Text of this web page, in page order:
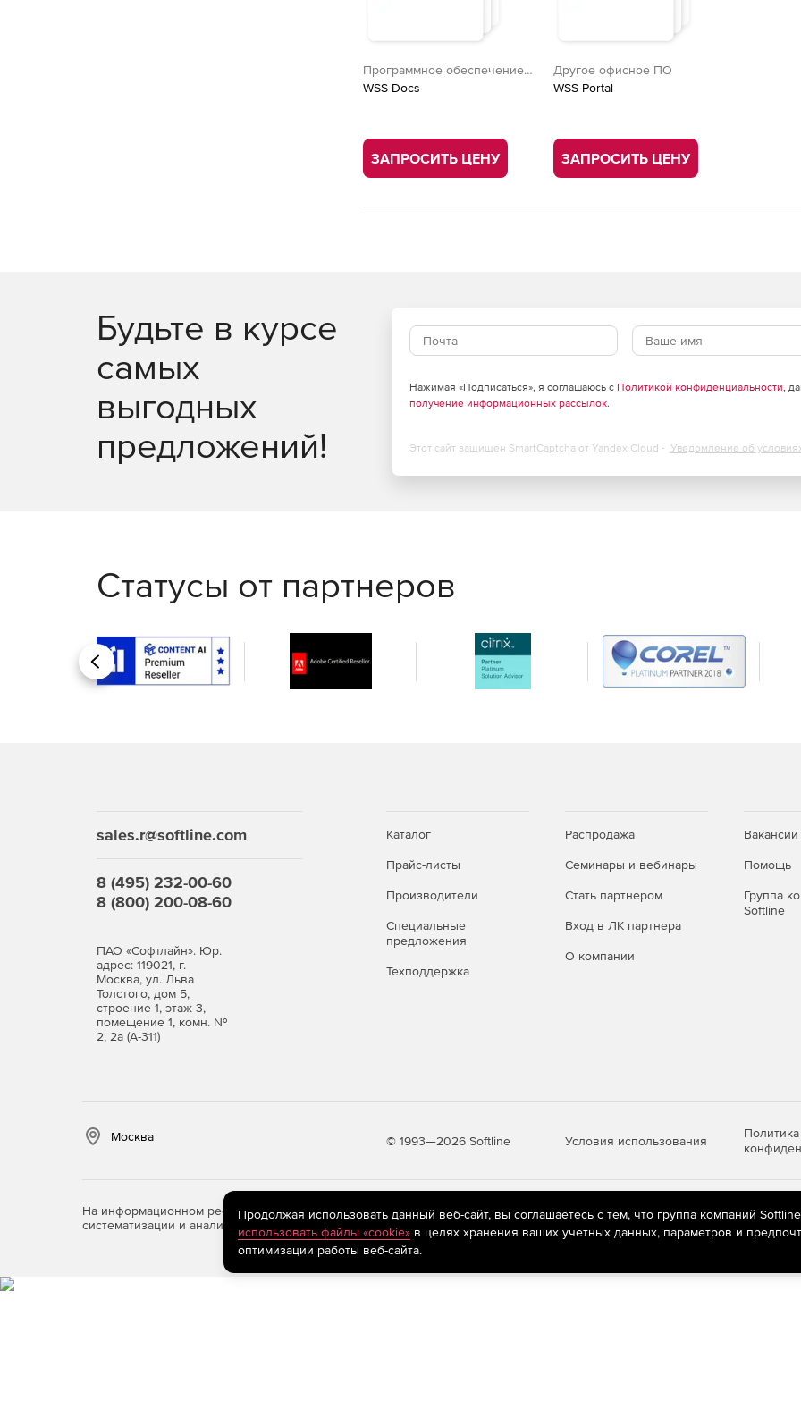
Программное обеспечение
для работы с документами
WSS Docs
ЗАПРОСИТЬ ЦЕНУ
Другое офисное ПО
WSS Portal
ЗАПРОСИТЬ ЦЕНУ
Будьте в курсе
самых
выгодных
предложений!
Нажимая «Подписаться», я соглашаюсь с Политикой конфиденциальности,
получение информационных рассылок.
Этот сайт защищен SmartCaptcha от Yandex Cloud - Уведомление об
Статусы от партнеров
Назад
sales.r@softline.com
8 (495) 232-00-60
8 (800) 200-08-60
ПАО «Софтлайн». Юр.
адрес: 119021, г.
Москва, ул. Льва
Толстого, дом 5,
строение 1, этаж 3,
помещение 1, комн. №
2, 2а (А-311)
Каталог
Прайс-листы
Производители
Специальные
предложения
Техподдержка
Распродажа
Семинары и вебинары
Стать партнером
Вход в ЛК партнера
О компании
Вакансии
Помощь
Группа
Softline
Москва © 1993—2026 Softline Условия использования
Политика
На информационном ресурсе store.softline.ru применяютсярекомендательные технологии(информационные технологии
систематизации и анализа сведений, относящихся к предпочтениям пользователей сети «Интернет», находящихся на
Продолжая использовать данный веб-сайт, вы соглашаетесь с тем, что группа компаний
использовать файлы «cookie»в целях хранения ваших учетных данных, параметров и
оптимизации работы веб-сайта.